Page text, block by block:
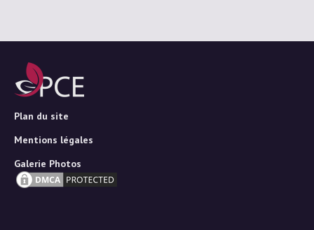
Plan du site
Mentions légales
Galerie Photos